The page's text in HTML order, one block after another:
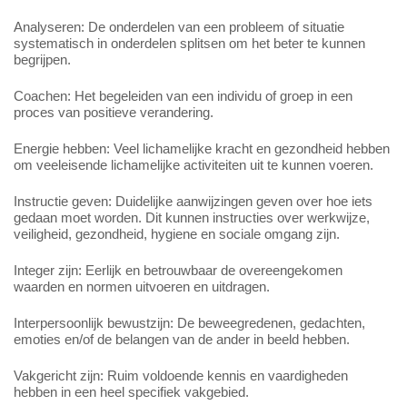
Analyseren: De onderdelen van een probleem of situatie
systematisch in onderdelen splitsen om het beter te kunnen
begrijpen.
Coachen: Het begeleiden van een individu of groep in een
proces van positieve verandering.
Energie hebben: Veel lichamelijke kracht en gezondheid hebben
om veeleisende lichamelijke activiteiten uit te kunnen voeren.
Instructie geven: Duidelijke aanwijzingen geven over hoe iets
gedaan moet worden. Dit kunnen instructies over werkwijze,
veiligheid, gezondheid, hygiene en sociale omgang zijn.
Integer zijn: Eerlijk en betrouwbaar de overeengekomen
waarden en normen uitvoeren en uitdragen.
Interpersoonlijk bewustzijn: De beweegredenen, gedachten,
emoties en/of de belangen van de ander in beeld hebben.
Vakgericht zijn: Ruim voldoende kennis en vaardigheden
hebben in een heel specifiek vakgebied.